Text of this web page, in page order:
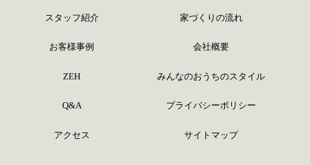
スタッフ紹介
お客様事例
ZEH
Q&A
アクセス
家づくりの流れ
会社概要
みんなのおうちのスタイル
プライバシーポリシー
サイトマップ